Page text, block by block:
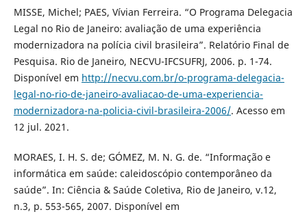
MISSE, Michel; PAES, Vívian Ferreira. “O Programa Delegacia
Legal no Rio de Janeiro: avaliação de uma experiência
modernizadora na polícia civil brasileira”. Relatório Final de
Pesquisa. Rio de Janeiro, NECVU-IFCSUFRJ, 2006. p. 1-74.
Disponível em http://necvu.com.br/o-programa-delegacia-
legal-no-rio-de-janeiro-avaliacao-de-uma-experiencia-
modernizadora-na-policia-civil-brasileira-2006/. Acesso em
12 jul. 2021.
MORAES, I. H. S. de; GÓMEZ, M. N. G. de. “Informação e
informática em saúde: caleidoscópio contemporâneo da
saúde”. In: Ciência & Saúde Coletiva, Rio de Janeiro, v.12,
n.3, p. 553-565, 2007. Disponível em